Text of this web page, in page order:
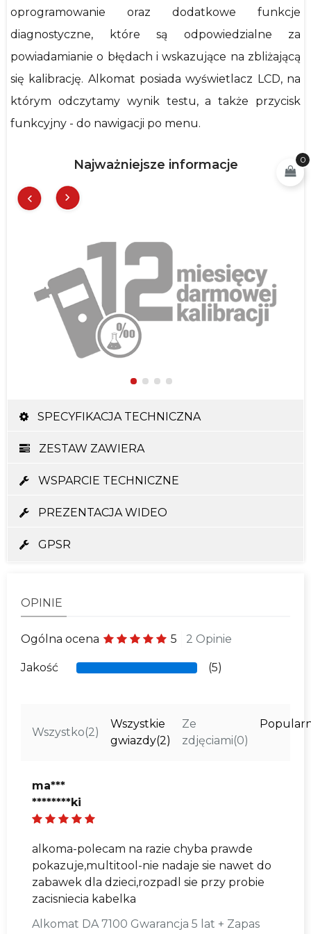
oprogramowanie oraz dodatkowe funkcje
diagnostyczne, które są odpowiedzialne za
powiadamianie o błędach i wskazujące na zbliżającą
się kalibrację. Alkomat posiada wyświetlacz LCD, na
którym odczytamy wynik testu, a także przycisk
funkcyjny - do nawigacji po menu.
Najważniejsze informacje
SPECYFIKACJA TECHNICZNA
Parametry Techniczne
Rodzaj i liczba baterii
Możliwość kalibracji
Precyzja pomiaru
: +/-0.10‰BAC przy
Wymienny czujnik : tak/tylko serwis
Wymaga ustnika
Waga netto : 93g z bateriami
Wymiary produktu : 48x120x20 mm
Zakres pomiaru : 0.00-5.00 ‰
ZESTAW ZAWIERA
Świeżo skalibrowany i gotowy do użycia alkomat
Ustniki wielorazowego użytku - 2 sztuki
WSPARCIE TECHNICZNE
Karta Produktu
PREZENTACJA WIDEO
GPSR
OPINIE
Ogólna ocena 5 2 Opinie
Jakość (5)
Wszystko(2)
Wszystkie
gwiazdy(2)
Ze
zdjęciami(0)
ma***
********ki
alkoma-polecam na razie chyba prawde
pokazuje,multitool-nie nadaje sie nawet do
zabawek dla dzieci,rozpadl sie przy probie
zacisniecia kabelka
Alkomat DA 7100 Gwarancja 5 lat + Zapas
0